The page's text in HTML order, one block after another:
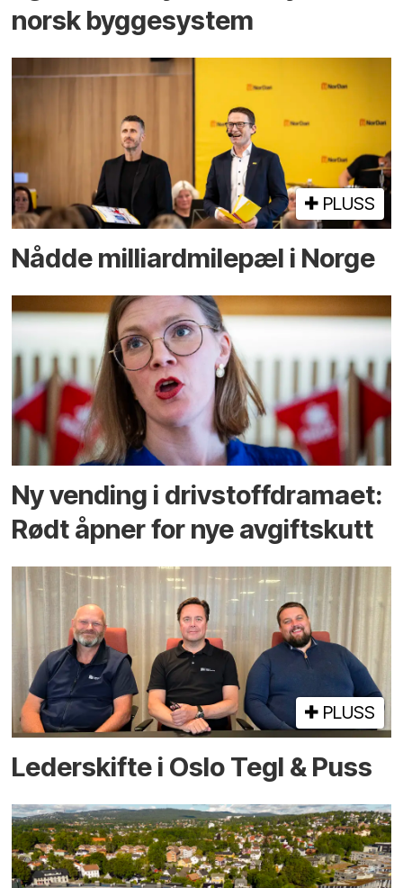
norsk bygge­system
PLUSS
Nådde milliard­­milepæl i Norge
Ny vending i drivstoffdramaet:
Rødt åpner for nye avgiftskutt
PLUSS
Lederskifte i Oslo Tegl & Puss